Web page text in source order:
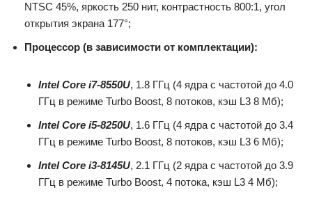
NTSC 45%, яркость 250 нит, контрастность 800:1, угол
открытия экрана 177°;
Процессор (в зависимости от комплектации):
Intel Core i7-8550U, 1.8 ГГц (4 ядра с частотой до 4.0
ГГц в режиме Turbo Boost, 8 потоков, кэш L3 8 Мб);
Intel Core i5-8250U, 1.6 ГГц (4 ядра с частотой до 3.4
ГГц в режиме Turbo Boost, 8 потоков, кэш L3 6 Мб);
Intel Core i3-8145U, 2.1 ГГц (2 ядра с частотой до 3.9
ГГц в режиме Turbo Boost, 4 потока, кэш L3 4 Мб);